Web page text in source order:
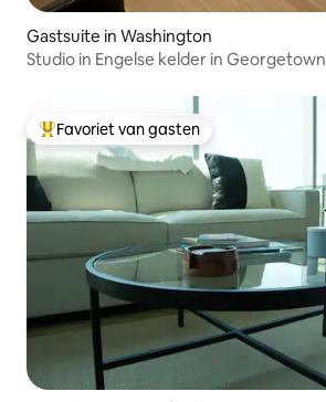
Gastsuite in Washington
Studio in Engelse kelder in Georgetown
Topfavoriet van gasten
Favoriet van gasten